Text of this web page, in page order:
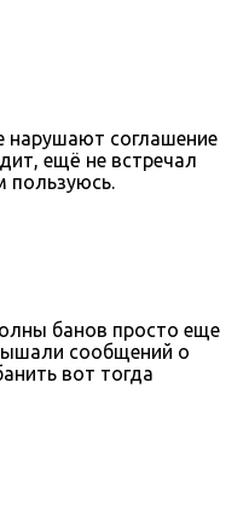
нарушают соглашение
ещё не встречал
пользуюсь.
банов просто еще
сообщений о
вот тогда